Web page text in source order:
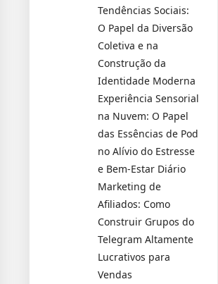
Tendências Sociais:
O Papel da Diversão
Coletiva e na
Construção da
Identidade Moderna
Experiência Sensorial
na Nuvem: O Papel
das Essências de Pod
no Alívio do Estresse
e Bem-Estar Diário
Marketing de
Afiliados: Como
Construir Grupos do
Telegram Altamente
Lucrativos para
Vendas